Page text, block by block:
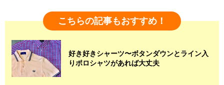
こちらの記事もおすすめ！
好き好きシャーツ〜ボタンダウンとライン入
りポロシャツがあれば大丈夫